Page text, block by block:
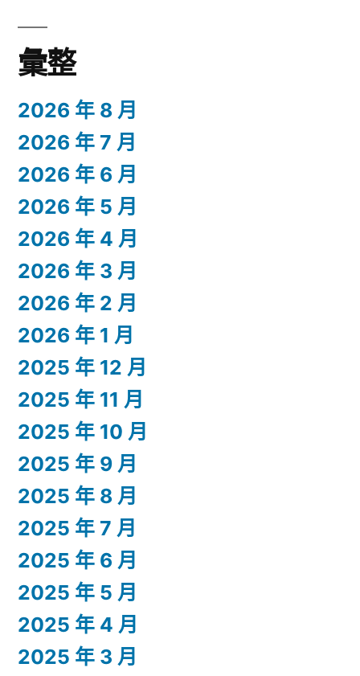
彙整
2026 年 8 月
2026 年 7 月
2026 年 6 月
2026 年 5 月
2026 年 4 月
2026 年 3 月
2026 年 2 月
2026 年 1 月
2025 年 12 月
2025 年 11 月
2025 年 10 月
2025 年 9 月
2025 年 8 月
2025 年 7 月
2025 年 6 月
2025 年 5 月
2025 年 4 月
2025 年 3 月